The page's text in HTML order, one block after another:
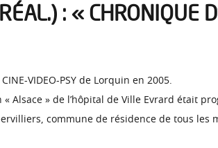
: « CHRONIQUE
VIDEO-PSY de Lorquin en 2005.
Alsace » de l’hôpital de Ville Evrard était
commune de résidence de tous les